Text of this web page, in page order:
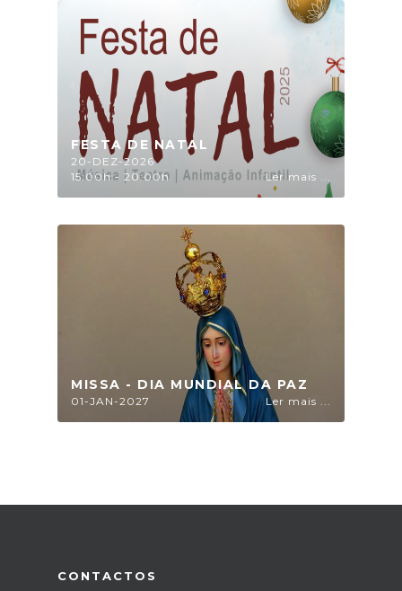
FESTA DE NATAL
20-DEZ-2026
15:00h - 20:00h
Ler mais ...
MISSA - DIA MUNDIAL DA PAZ
01-JAN-2027 Ler mais ...
CONTACTOS